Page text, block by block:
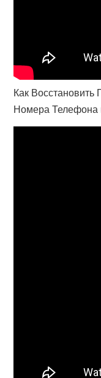
Как
Номера Телефона